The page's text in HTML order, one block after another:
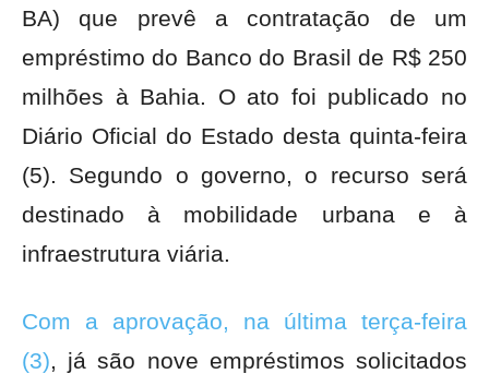
BA) que prevê a contratação de um
empréstimo do Banco do Brasil de R$ 250
milhões à Bahia. O ato foi publicado no
Diário Oficial do Estado desta quinta-feira
(5). Segundo o governo, o recurso será
destinado à mobilidade urbana e à
infraestrutura viária.
Com a aprovação, na última terça-feira
(3), já são nove empréstimos solicitados